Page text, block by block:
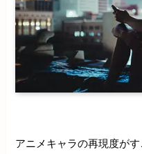
アニメキャラの再現度が